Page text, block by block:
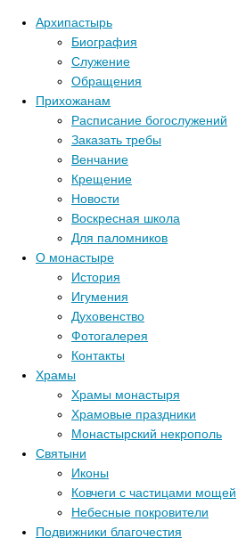
Архипастырь
Биография
Служение
Обращения
Прихожанам
Расписание богослужений
Заказать требы
Венчание
Крещение
Новости
Воскресная школа
Для паломников
О монастыре
История
Игумения
Духовенство
Фотогалерея
Контакты
Храмы
Храмы монастыря
Храмовые праздники
Монастырский некрополь
Святыни
Иконы
Ковчеги с частицами мощей
Небесные покровители
Подвижники благочестия
Главная
страница
Актуально
Варвара
Популярные записи
Блаженная Феоктиста
Контакты
Для паломников